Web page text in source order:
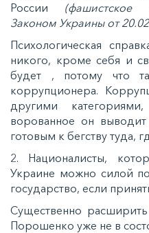
России (фашистское
Законом Украины от
Психологическая
никого, кроме себя и
будет , потому что
коррупционера.
другими
ворованное он
готовым к бегству туда,
2. Националисты,
Украине можно силой
государство, если
Существенно
Порошенко уже не в